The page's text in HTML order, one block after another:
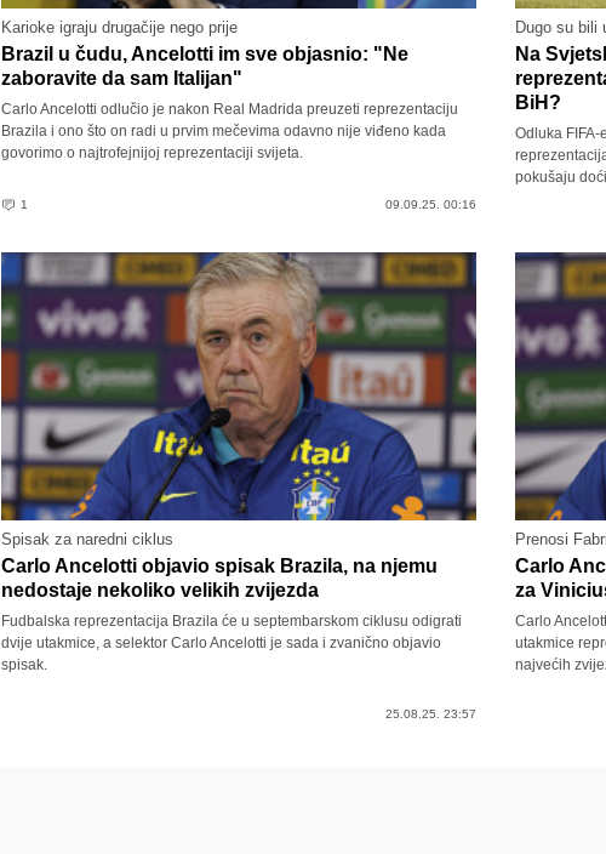
Karioke igraju drugačije nego prije
Brazil u čudu, Ancelotti im sve objasnio: "Ne
zaboravite da sam Italijan"
Carlo Ancelotti odlučio je nakon Real Madrida preuzeti reprezentaciju
Brazila i ono što on radi u prvim mečevima odavno nije viđeno kada
govorimo o najtrofejnijoj reprezentaciji svijeta.
1 09.09.25. 00:16
Dugo su bili
Na
BiH?
Odluka
pokušaju
Spisak za naredni ciklus
Carlo Ancelotti objavio spisak Brazila, na njemu
nedostaje nekoliko velikih zvijezda
Fudbalska reprezentacija Brazila će u septembarskom ciklusu odigrati
dvije utakmice, a selektor Carlo Ancelotti je sada i zvanično objavio
spisak.
25.08.25. 23:57
Prenosi
Carlo
za
Carlo
utakmice
najvećih